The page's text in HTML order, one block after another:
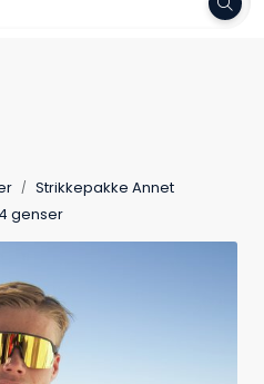
Strikkepakke Annet
genser